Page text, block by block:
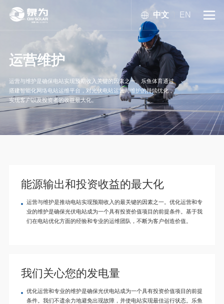
中文 EN 
运营维护
运营与维护是确保电站实现预期收入关键的因素之一。乐鱼体育通过
搭建智能化网络电站运维平台，对光伏电站运营与维护的持续优化，
实现客户以及投资者的收益最大化。
能源输出和投资收益的最大化
运营与维护是推动电站实现预期收入的最关键的因素之一。优化运营和专
业的维护是确保光伏电站成为一个具有投资价值项目的前提条件。基于我
们在电站优化方面的经验和专业的运维团队，不断为客户创造价值。
我们关心您的发电量
优化运营和专业的维护是确保光伏电站成为一个具有投资价值项目的前提
条件。我们不遗余力地避免出现故障，并使电站实现最佳运行状态。乐鱼